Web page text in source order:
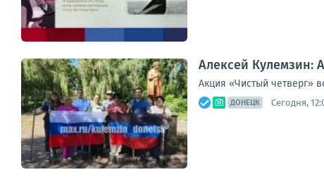
Алексей Кулемзин:
Акция «Чистый четверг»
ДОНЕЦК Сегодня,